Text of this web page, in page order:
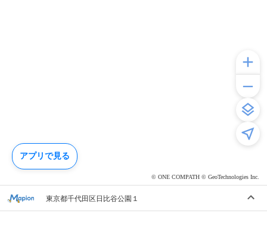
© ONE COMPATH © GeoTechnologies Inc.
東京都千代田区日比谷公園１
アプリで見る